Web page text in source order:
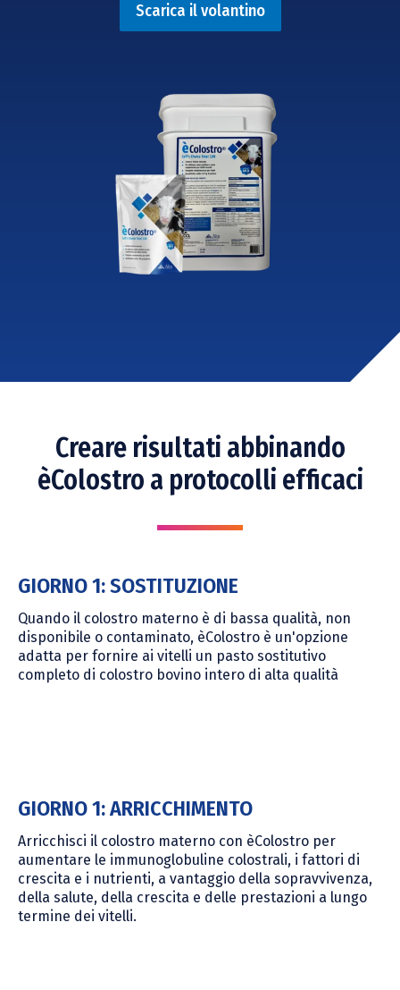
Scarica il volantino
Creare risultati abbinando
èColostro a protocolli efficaci
GIORNO 1: SOSTITUZIONE
Quando il colostro materno è di bassa qualità, non
disponibile o contaminato, èColostro è un'opzione
adatta per fornire ai vitelli un pasto sostitutivo
completo di colostro bovino intero di alta qualità
GIORNO 1: ARRICCHIMENTO
Arricchisci il colostro materno con èColostro per
aumentare le immunoglobuline colostrali, i fattori di
crescita e i nutrienti, a vantaggio della sopravvivenza,
della salute, della crescita e delle prestazioni a lungo
termine dei vitelli.